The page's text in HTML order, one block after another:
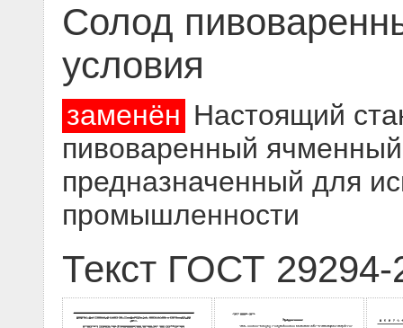
Солод
условия
заменён Настоящий
пивоваренный
предназначенный для
промышленности
Текст ГОСТ 29294-